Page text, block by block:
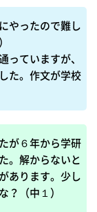
やったので難し
っていますが、
た。作文が学校
が６年から学研
。解からないと
あります。少し
？（中１）